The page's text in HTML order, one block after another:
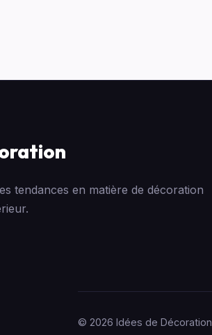
tendances en matière de décoration
© 2026 Idées de Décoration